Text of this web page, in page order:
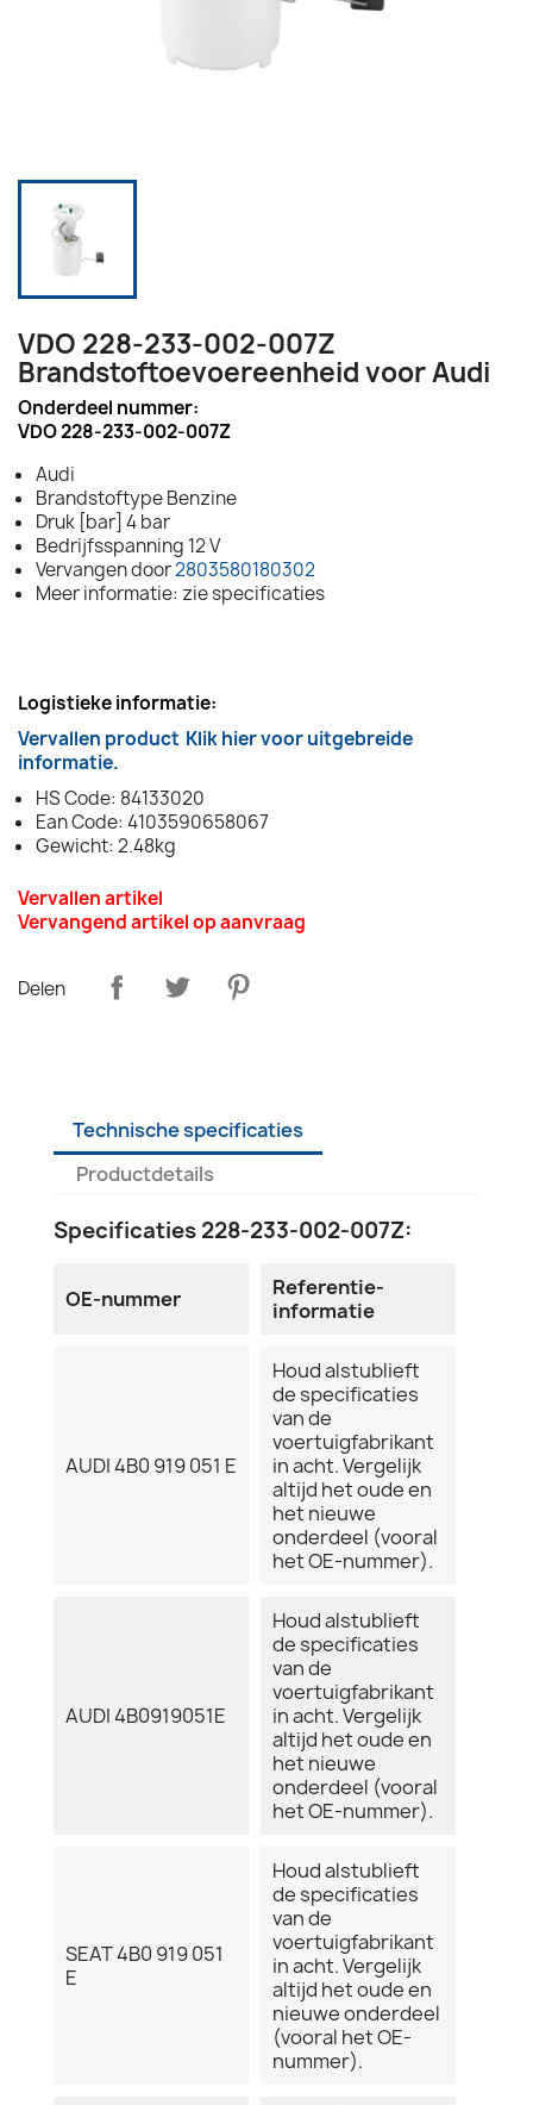
VDO 228-233-002-007Z
Brandstoftoevoereenheid voor Audi
Onderdeel nummer:
VDO 228-233-002-007Z
Audi
Brandstoftype Benzine
Druk [bar] 4 bar
Bedrijfsspanning 12 V
Vervangen door2803580180302
Meer informatie: zie specificaties
Logistieke informatie:
Vervallen product Klik hier voor uitgebreide
informatie.
HS Code: 84133020
Ean Code: 4103590658067
Gewicht: 2.48kg
Vervallen artikel
Vervangend artikel op aanvraag
Delen
Technische specificaties
Productdetails
Specificaties 228-233-002-007Z:
OE-nummer
Referentie-
informatie
AUDI 4B0 919 051 E
Houd alstublieft
de specificaties
van de
voertuigfabrikant
in acht. Vergelijk
altijd het oude en
het nieuwe
onderdeel (vooral
het OE-nummer).
AUDI 4B0919051E
Houd alstublieft
de specificaties
van de
voertuigfabrikant
in acht. Vergelijk
altijd het oude en
het nieuwe
onderdeel (vooral
het OE-nummer).
SEAT 4B0 919 051
E
Houd alstublieft
de specificaties
van de
voertuigfabrikant
in acht. Vergelijk
altijd het oude en
nieuwe onderdeel
(vooral het OE-
nummer).